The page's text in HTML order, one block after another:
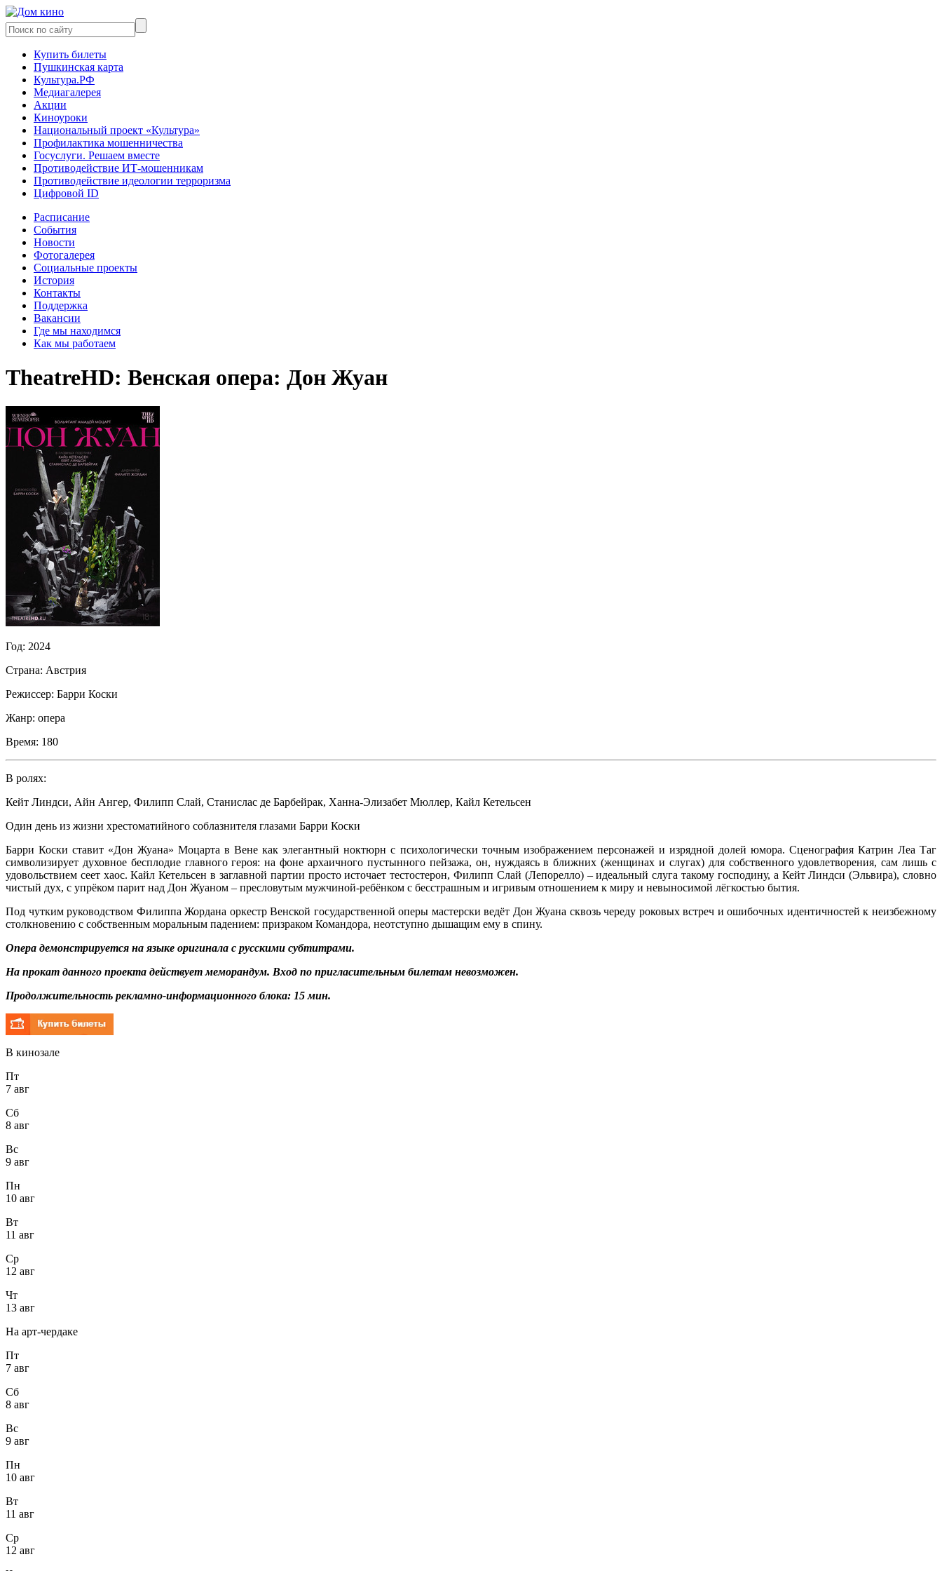
Купить билеты
Пушкинская карта
Культура.РФ
Медиагалерея
Акции
Киноуроки
Национальный проект «Культура»
Профилактика мошенничества
Госуслуги. Решаем вместе
Противодействие ИТ-мошенникам
Противодействие идеологии терроризма
Цифровой ID
Расписание
События
Новости
Фотогалерея
Социальные проекты
История
Контакты
Поддержка
Вакансии
Где мы находимся
Как мы работаем
TheatreHD: Венская опера: Дон Жуан
Год: 2024
Страна: Австрия
Режиссер: Барри Коски
Жанр: опера
Время: 180
В ролях:
Кейт Линдси, Айн Ангер, Филипп Слай, Станислас де Барбейрак, Ханна-Элизабет Мюллер, Кайл Кетельсен
Один день из жизни хрестоматийного соблазнителя глазами Барри Коски
Барри Коски ставит «Дон Жуана» Моцарта в Вене как элегантный ноктюрн с психологически точным изображением персонажей и изрядной долей юмора. Сценография Катрин Леа Таг
символизирует духовное бесплодие главного героя: на фоне архаичного пустынного пейзажа, он, нуждаясь в ближних (женщинах и слугах) для собственного удовлетворения, сам лишь с
удовольствием сеет хаос. Кайл Кетельсен в заглавной партии просто источает тестостерон, Филипп Слай (Лепорелло) – идеальный слуга такому господину, а Кейт Линдси (Эльвира), словно
чистый дух, с упрёком парит над Дон Жуаном – пресловутым мужчиной-ребёнком с бесстрашным и игривым отношением к миру и невыносимой лёгкостью бытия.
Под чутким руководством Филиппа Жордана оркестр Венской государственной оперы мастерски ведёт Дон Жуана сквозь череду роковых встреч и ошибочных идентичностей к неизбежному
столкновению с собственным моральным падением: призраком Командора, неотступно дышащим ему в спину.
Опера демонстрируется на языке оригинала с русскими субтитрами.
На прокат данного проекта действует меморандум. Вход по пригласительным билетам невозможен.
Продолжительность рекламно-информационного блока: 15 мин.
В кинозале
Пт
7 авг
Сб
8 авг
Вс
9 авг
Пн
10 авг
Вт
11 авг
Ср
12 авг
Чт
13 авг
На арт-чердаке
Пт
7 авг
Сб
8 авг
Вс
9 авг
Пн
10 авг
Вт
11 авг
Ср
12 авг